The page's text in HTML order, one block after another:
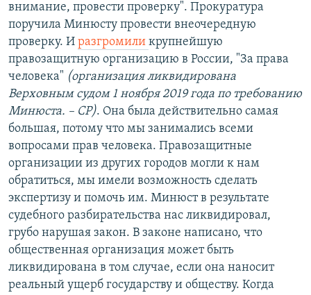
внимание, провести проверку". Прокуратура
поручила Минюсту провести внеочередную
проверку. И разгромили крупнейшую
правозащитную организацию в России, "За права
человека" (организация ликвидирована
Верховным судом 1 ноября 2019 года по требованию
Минюста. – СР). Она была действительно самая
большая, потому что мы занимались всеми
вопросами прав человека. Правозащитные
организации из других городов могли к нам
обратиться, мы имели возможность сделать
экспертизу и помочь им. Минюст в результате
судебного разбирательства нас ликвидировал,
грубо нарушая закон. В законе написано, что
общественная организация может быть
ликвидирована в том случае, если она наносит
реальный ущерб государству и обществу. Когда